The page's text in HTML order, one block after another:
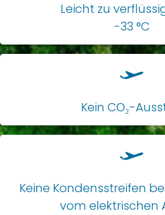
Leicht zu
-33 °C
Kein CO₂-
Keine Kondensstreifen
vom elektrischen